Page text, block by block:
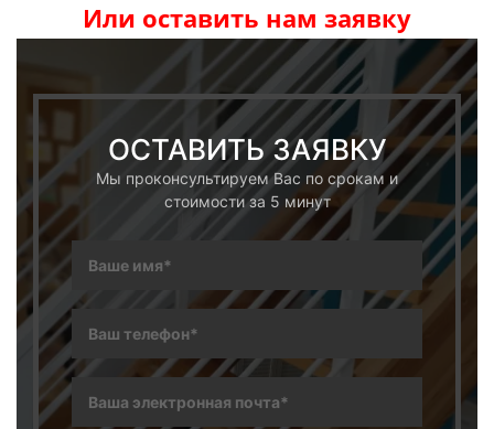
Или оставить нам заявку
ОСТАВИТЬ ЗАЯВКУ
Мы проконсультируем Вас по срокам и
стоимости за 5 минут